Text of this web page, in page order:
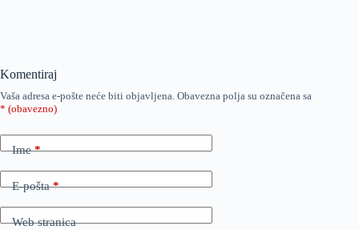
Komentiraj
Vaša adresa e-pošte neće biti objavljena. Obavezna polja su označena sa
* (obavezno)
Ime*
E-pošta*
Web stranica